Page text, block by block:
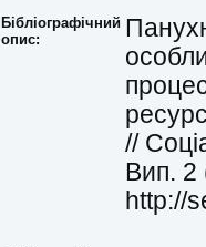
Бібліографічний
опис:
//
Вип.
http://